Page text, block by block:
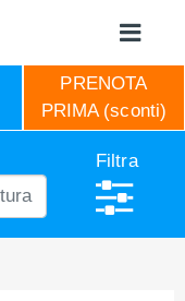
PRENOTA
PRIMA (sconti)
Filtra